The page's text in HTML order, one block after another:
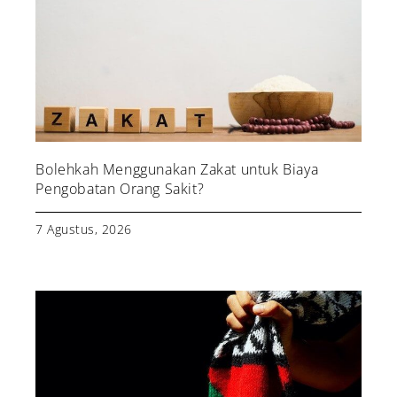
Bolehkah Menggunakan Zakat untuk Biaya
Pengobatan Orang Sakit?
7 Agustus, 2026